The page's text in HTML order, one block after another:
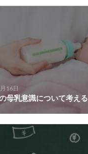
16日
母乳意識について考える